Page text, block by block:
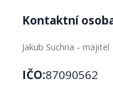
Kontaktní
Jakub Suchna - majitel
IČO:87090562